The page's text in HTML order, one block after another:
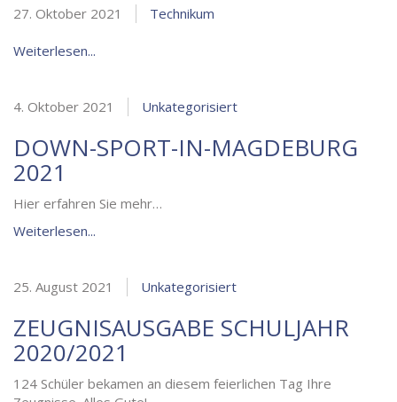
27. Oktober 2021 Technikum
Weiterlesen...
4. Oktober 2021 Unkategorisiert
DOWN-SPORT-IN-MAGDEBURG
2021
Hier erfahren Sie mehr…
Weiterlesen...
25. August 2021 Unkategorisiert
ZEUGNISAUSGABE SCHULJAHR
2020/2021
124 Schüler bekamen an diesem feierlichen Tag Ihre